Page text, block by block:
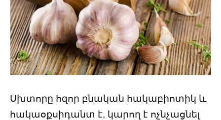
Սխտորը հզոր բնական հակաբիոտիկ և
հակաօքսիդանտ է, կարող է ոչնչացնել